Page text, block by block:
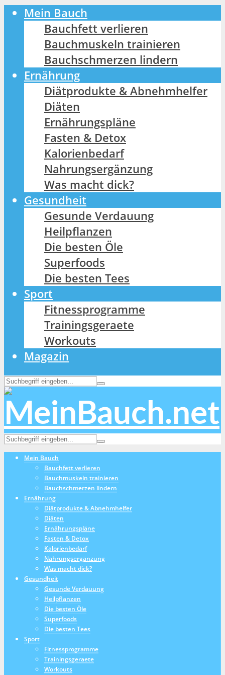
Mein Bauch
Bauchfett verlieren
Bauchmuskeln trainieren
Bauchschmerzen lindern
Ernährung
Diätprodukte & Abnehmhelfer
Diäten
Ernährungspläne
Fasten & Detox
Kalorienbedarf
Nahrungsergänzung
Was macht dick?
Gesundheit
Gesunde Verdauung
Heilpflanzen
Die besten Öle
Superfoods
Die besten Tees
Sport
Fitnessprogramme
Trainingsgeraete
Workouts
Magazin
Mein Bauch
Bauchfett verlieren
Bauchmuskeln trainieren
Bauchschmerzen lindern
Ernährung
Diätprodukte & Abnehmhelfer
Diäten
Ernährungspläne
Fasten & Detox
Kalorienbedarf
Nahrungsergänzung
Was macht dick?
Gesundheit
Gesunde Verdauung
Heilpflanzen
Die besten Öle
Superfoods
Die besten Tees
Sport
Fitnessprogramme
Trainingsgeraete
Workouts